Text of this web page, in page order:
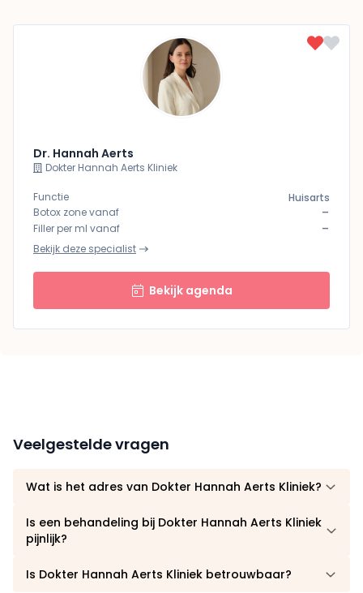
Dr. Hannah Aerts
Dokter Hannah Aerts Kliniek
Functie
Huisarts
Botox zone vanaf
-
Filler per ml vanaf -
Bekijk deze specialist
Bekijk agenda
Veelgestelde vragen
Wat is het adres van Dokter Hannah Aerts Kliniek?
Is een behandeling bij Dokter Hannah Aerts Kliniek
pijnlijk?
Is Dokter Hannah Aerts Kliniek betrouwbaar?